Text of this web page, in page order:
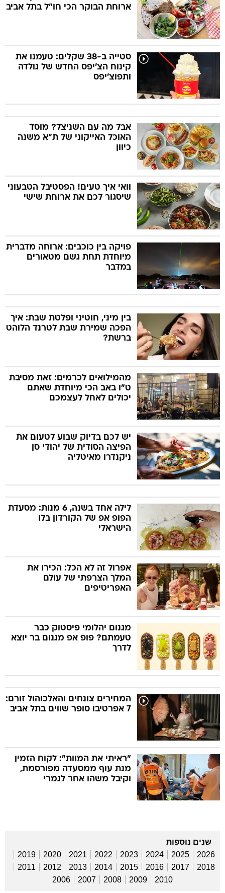
ארוחת הבוקר הכי חו"ל בתל אביב
סטייה ב-38 שקלים: טעמנו את
קינוח הצ'יפס החדש של גולדה
ותפוצ'יפס
אבל מה עם השניצל? מוסד
האוכל האייקוני של ת"א משנה
כיוון
וואי איך טעים! הפסטיבל הטבעוני
שיסגור לכם את ארוחת שישי
פויקה בין כוכבים: ארוחה מדברית
מיוחדת תחת גשם מטאורים
במדבר
בין מיני, חוטיני ופלטת שבת: איך
הפכה שמירת שבת לטרנד הלוהט
ברשת?
מהמילואים לכרמים: זאת מסיבת
ט"ו באב הכי מיוחדת שאתם
יכולים לאחל לעצמכם
יש לכם בדיוק שבוע לטעום את
הפיצה הסודית של יהודי סן
ניקנדרו מאיטליה
לילה אחד בשנה, 6 מנות: מסעדת
הפופ אפ של הקורדון בלו
הישראלי
אפרול זה לא הכל: הכירו את
המלך הצרפתי של עולם
האפריטיפים
מגנום יהלומי פיסטוק כבר
טעמתם? פופ אפ מגנום בר יוצא
לדרך
המחירים צונחים והאלכוהול זורם:
7 אפרטיבו סופר שווים בתל אביב
"ראיתי את המוות": לקוח הזמין
מנת עוף ממסעדה מפורסמת,
וקיבל משהו אחר לגמרי
שנים נוספות
2026
2025
2024
2023
2022
2021
2020
2019
2018
2017
2016
2015
2014
2013
2012
2011
2010
2009
2008
2007
2006